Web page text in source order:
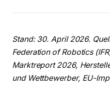
Stand: 30. April 2026.
Federation of Robotics
Marktreport 2026,
und Wettbewerber, EU-